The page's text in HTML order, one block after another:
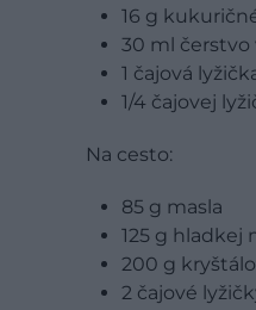
16 g
30 ml čerstvo
1 čajová
1/4 čajovej
Na cesto:
85 g masla
125 g hladkej
200 g
2 čajové